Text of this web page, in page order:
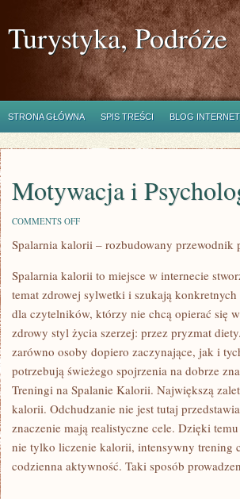
Turystyka, Podróże
STRONA GŁÓWNA SPIS TREŚCI BLOG
Motywacja i
COMMENTS OFFON
I
Spalarnia kalorii – rozbudowany przewodnik
Spalarnia kalorii to miejsce w internecie
temat zdrowej sylwetki i szukają
dla czytelników, którzy nie chcą opierać się
zdrowy styl życia szerzej: przez pryzmat
zarówno osoby dopiero zaczynające, jak i
potrzebują świeżego spojrzenia na dobrze
Treningi na Spalanie Kalorii. Największą
kalorii. Odchudzanie nie jest tutaj
znaczenie mają realistyczne cele. Dzięki
nie tylko liczenie kalorii, intensywny trening
codzienna aktywność. Taki sposób